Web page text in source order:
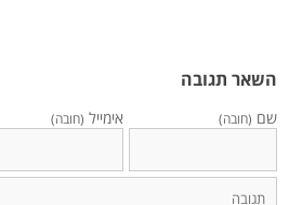
השאר תגובה
שם (חובה) אימייל (חובה)